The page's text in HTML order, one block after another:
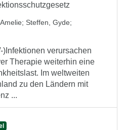
; Steffen, Gyde;
verursachen
Therapie weiterhin eine
Im weltweiten
zu den Ländern mit
...